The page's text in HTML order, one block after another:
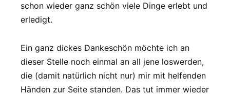
schon wieder ganz schön viele Dinge erlebt und
erledigt.
Ein ganz dickes Dankeschön möchte ich an
dieser Stelle noch einmal an all jene loswerden,
die (damit natürlich nicht nur) mir mit helfenden
Händen zur Seite standen. Das tut immer wieder